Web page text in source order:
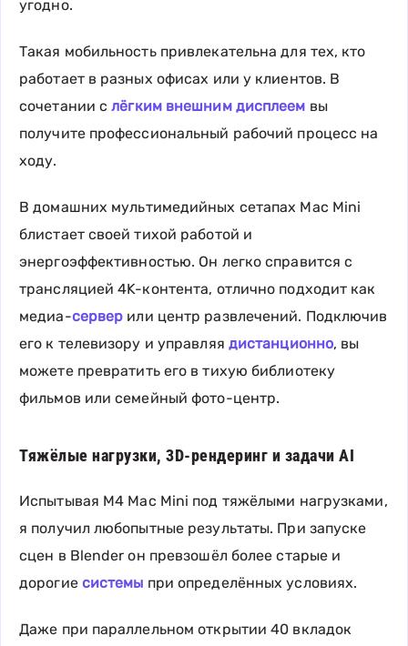
угодно.
Такая мобильность привлекательна для тех, кто
работает в разных офисах или у клиентов. В
сочетании слёгким внешним дисплеем вы
получите профессиональный рабочий процесс на
ходу.
В домашних мультимедийных сетапах Mac Mini
блистает своей тихой работой и
энергоэффективностью. Он легко справится с
трансляцией 4K-контента, отлично подходит как
медиа-сервер или центр развлечений. Подключив
его к телевизору и управляя дистанционно, вы
можете превратить его в тихую библиотеку
фильмов или семейный фото-центр.
Тяжёлые нагрузки, 3D-рендеринг и задачи AI
Испытывая M4 Mac Mini под тяжёлыми нагрузками,
я получил любопытные результаты. При запуске
сцен в Blender он превзошёл более старые и
дорогие системы при определённых условиях.
Даже при параллельном открытии 40 вкладок